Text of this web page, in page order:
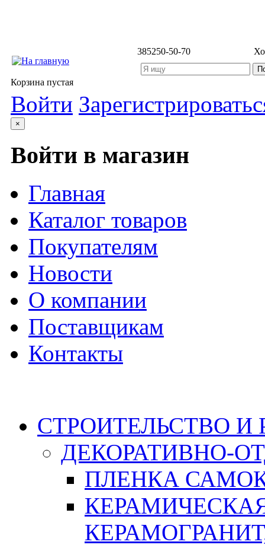
385250-50-70
Корзина пустая
Войти
×
Войти в магазин
Главная
Каталог товаров
Покупателям
Новости
О компании
Поставщикам
Контакты
СТРОИТЕЛЬСТВО И
ДЕКОРАТИВНО-
ПЛЕНКА